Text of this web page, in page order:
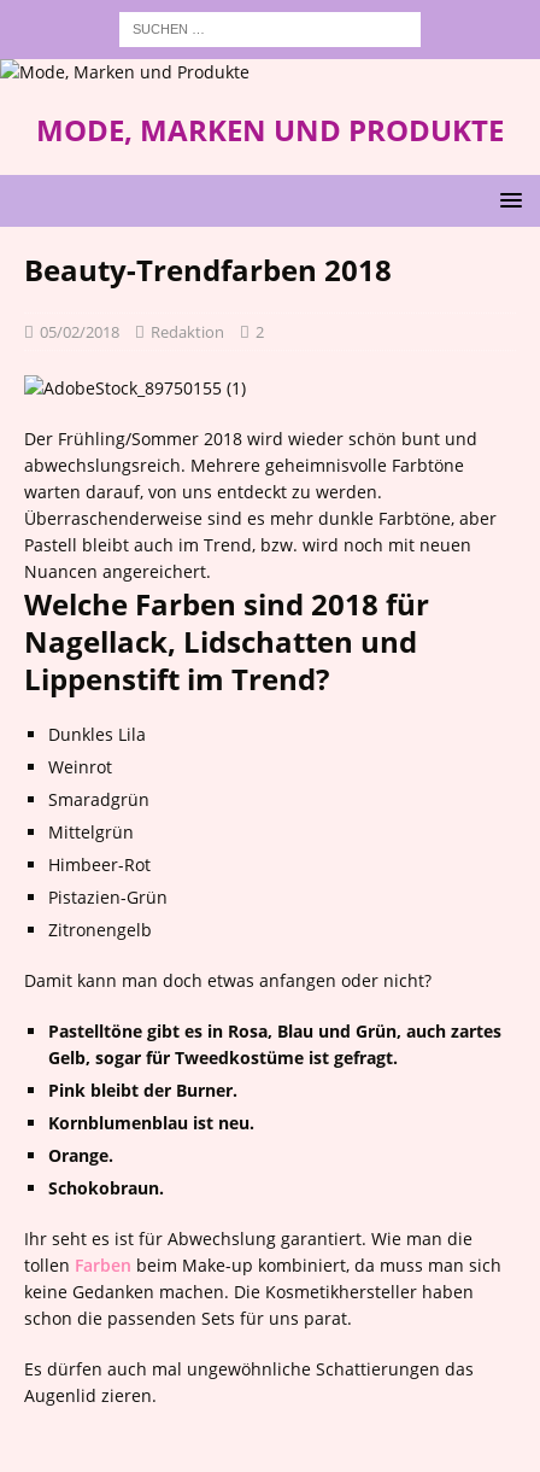
MODE, MARKEN UND PRODUKTE
Beauty-Trendfarben 2018
05/02/2018 Redaktion 2
Der Frühling/Sommer 2018 wird wieder schön bunt und
abwechslungsreich. Mehrere geheimnisvolle Farbtöne
warten darauf, von uns entdeckt zu werden.
Überraschenderweise sind es mehr dunkle Farbtöne, aber
Pastell bleibt auch im Trend, bzw. wird noch mit neuen
Nuancen angereichert.
Welche Farben sind 2018 für
Nagellack, Lidschatten und
Lippenstift im Trend?
Dunkles Lila
Weinrot
Smaradgrün
Mittelgrün
Himbeer-Rot
Pistazien-Grün
Zitronengelb
Damit kann man doch etwas anfangen oder nicht?
Pastelltöne gibt es in Rosa, Blau und Grün, auch zartes
Gelb, sogar für Tweedkostüme ist gefragt.
Pink bleibt der Burner.
Kornblumenblau ist neu.
Orange.
Schokobraun.
Ihr seht es ist für Abwechslung garantiert. Wie man die
tollen Farben beim Make-up kombiniert, da muss man sich
keine Gedanken machen. Die Kosmetikhersteller haben
schon die passenden Sets für uns parat.
Es dürfen auch mal ungewöhnliche Schattierungen das
Augenlid zieren.